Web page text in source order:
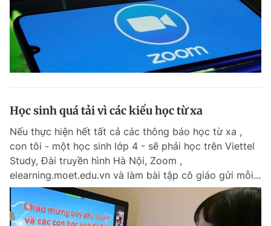
Học sinh quá tải vì các kiểu học từ xa
Nếu thực hiện hết tất cả các thông báo học từ xa ,
con tôi - một học sinh lớp 4 - sẽ phải học trên Viettel
Study, Đài truyền hình Hà Nội, Zoom ,
elearning.moet.edu.vn và làm bài tập cô giáo gửi mỗi...